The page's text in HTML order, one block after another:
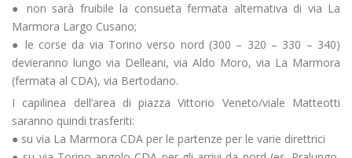
● non sarà fruibile la consueta fermata alternativa di via La
Marmora Largo Cusano;
● le corse da via Torino verso nord (300 – 320 – 330 – 340)
devieranno lungo via Delleani, via Aldo Moro, via La Marmora
(fermata al CDA), via Bertodano.
I capilinea dell’area di piazza Vittorio Veneto/viale Matteotti
saranno quindi trasferiti:
● su via La Marmora CDA per le partenze per le varie direttrici